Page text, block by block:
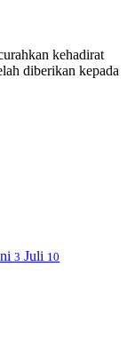
kehadirat
diberikan kepada
3 Juli 10